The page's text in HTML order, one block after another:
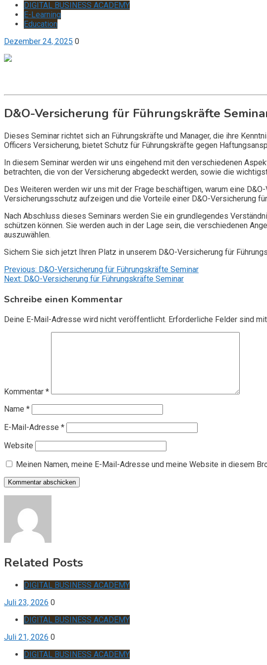
DIGITAL BUSINESS ACADEMY
E-Learning
Education
Dezember 24, 2025 0
D&O-Versicherung für Führungskräfte
Dieses Seminar richtet sich an Führungskräfte und Manager, die ihre
Officers Versicherung, bietet Schutz für Führungskräfte gegen
In diesem Seminar werden wir uns eingehend mit den verschiedenen
betrachten, die von der Versicherung abgedeckt werden, sowie die
Des Weiteren werden wir uns mit der Frage beschäftigen, warum eine
Versicherungsschutz aufzeigen und die Vorteile einer D&O-Versicherung
Nach Abschluss dieses Seminars werden Sie ein grundlegendes
schützen können. Sie werden auch in der Lage sein, die verschiedenen
auszuwählen.
Sichern Sie sich jetzt Ihren Platz in unserem D&O-Versicherung für
Beitragsnavigation
Previous: D&O-Versicherung für Führungskräfte Seminar
Next: D&O-Versicherung für Führungskräfte Seminar
Schreibe einen Kommentar
Deine E-Mail-Adresse wird nicht veröffentlicht. Erforderliche Felder sind mit
Kommentar *
Name *
E-Mail-Adresse *
Website
Meinen Namen, meine E-Mail-Adresse und meine Website in diesem
Related Posts
DIGITAL BUSINESS ACADEMY
Juli 23, 2026 0
DIGITAL BUSINESS ACADEMY
Juli 21, 2026 0
DIGITAL BUSINESS ACADEMY